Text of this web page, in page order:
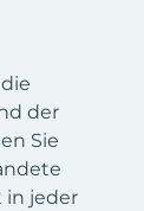
der
Sie
in jeder